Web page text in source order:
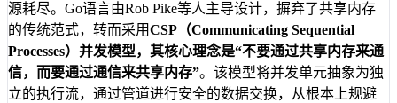
源耗尽。Go语言由Rob Pike等人主导设计，摒弃了共享内存
的传统范式，转而采用CSP（Communicating Sequential
Processes） 并发模型，其核心理念是“不要通过共享内存来通
信，而要通过通信来共享内存”。该模型将并发单元抽象为独
立的执行流，通过管道进行安全的数据交换，从根本上规避